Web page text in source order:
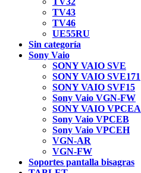
TV43
TV46
UE55RU
Sin categoría
Sony Vaio
SONY VAIO SVE
SONY VAIO SVE171
SONY VAIO SVF15
Sony Vaio VGN-FW
SONY VAIO VPCEA
Sony Vaio VPCEB
Sony Vaio VPCEH
VGN-AR
VGN-FW
Soportes pantalla bisagras